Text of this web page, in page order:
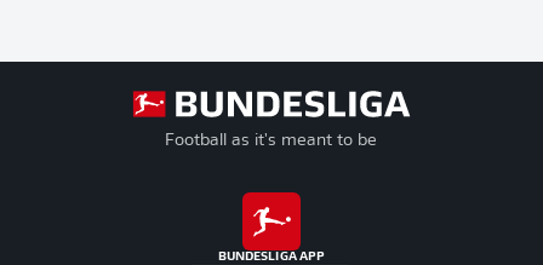
Football as it's meant to be
BUNDESLIGA APP